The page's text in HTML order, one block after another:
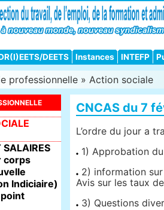
DEETS Instances INTEFP
professionnelle » Action sociale
CNCAS du 7
L’ordre du jour a
1) Approbation
2) information
Avis sur les taux
3) Questions
SALAIRES
corps
Indiciaire)